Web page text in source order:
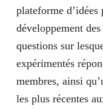
plateforme d’idées
développement
questionssur
expérimentés
membres, ainsi
les plus récentes